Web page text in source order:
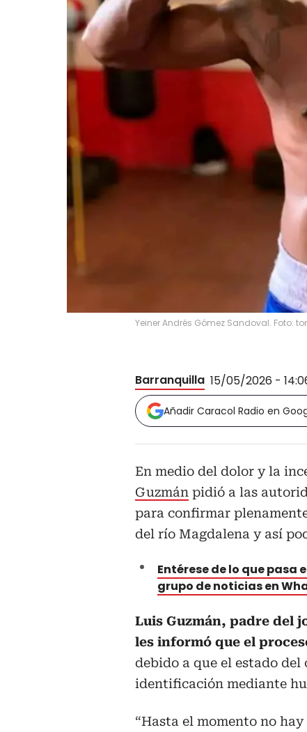
Yeiner Andrés Gómez Sandoval. Foto:
Barranquilla 15/05/2026 -
Añadir Caracol Radio en
En medio del dolor y la
Guzmán pidió a las
para confirmar
del río Magdalena y así
Entérese de lo que
grupo de noticias en
Luis Guzmán, padre del
les informó que el
debido a que el estado
identificación mediante
“Hasta el momento no